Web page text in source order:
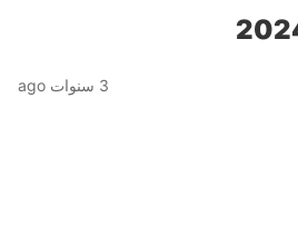
3 سنوات ago